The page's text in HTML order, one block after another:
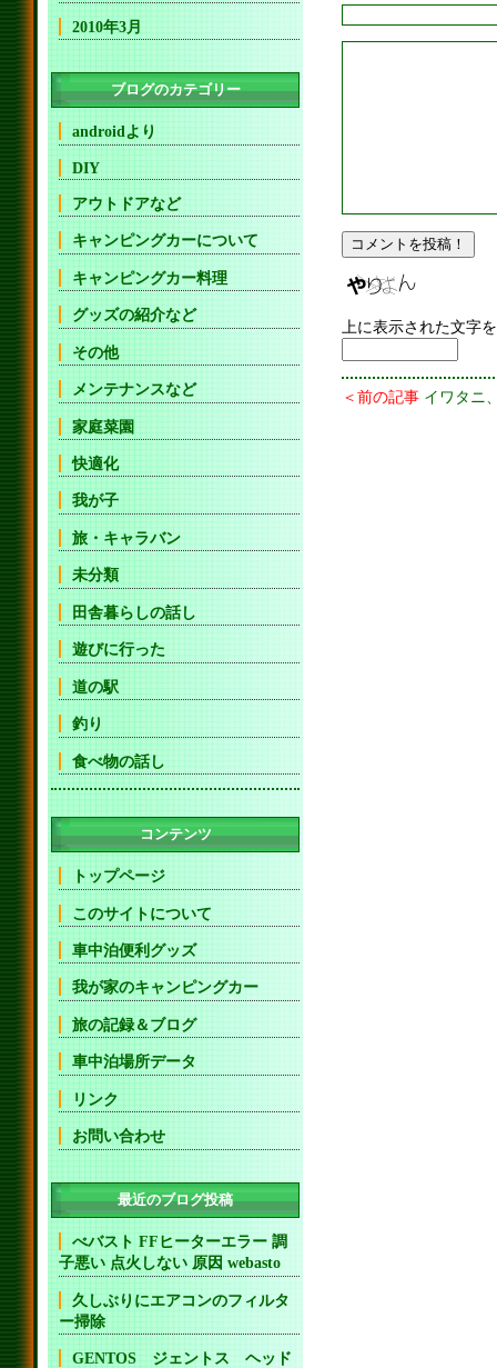
上に表示された文字
＜前の記事 イワタニ
2010年3月
ブログのカテゴリー
androidより
DIY
アウトドアなど
キャンピングカーについて
キャンピングカー料理
グッズの紹介など
その他
メンテナンスなど
家庭菜園
快適化
我が子
旅・キャラバン
未分類
田舎暮らしの話し
遊びに行った
道の駅
釣り
食べ物の話し
コンテンツ
トップページ
このサイトについて
車中泊便利グッズ
我が家のキャンピングカー
旅の記録＆ブログ
車中泊場所データ
リンク
お問い合わせ
最近のブログ投稿
べバスト FFヒーターエラー 調
子悪い 点火しない 原因 webasto
久しぶりにエアコンのフィルタ
ー掃除
GENTOS ジェントス ヘッド